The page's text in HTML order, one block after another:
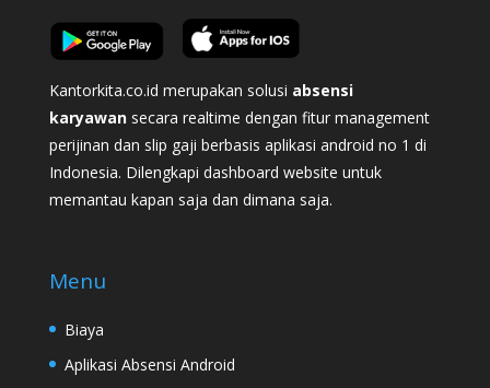
Kantorkita.co.id merupakan solusi absensi
karyawan secara realtime dengan fitur management
perijinan dan slip gaji berbasis aplikasi android no 1 di
Indonesia. Dilengkapi dashboard website untuk
memantau kapan saja dan dimana saja.
Menu
Biaya
Aplikasi Absensi Android